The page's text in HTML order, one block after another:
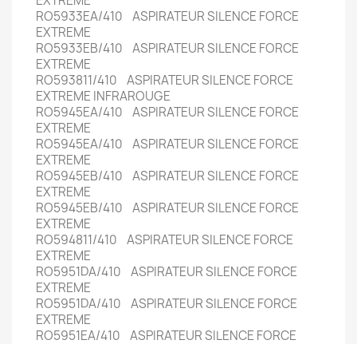
RO5933EA/410 ASPIRATEUR SILENCE FORCE
EXTREME
RO5933EB/410 ASPIRATEUR SILENCE FORCE
EXTREME
RO593811/410 ASPIRATEUR SILENCE FORCE
EXTREME INFRAROUGE
RO5945EA/410 ASPIRATEUR SILENCE FORCE
EXTREME
RO5945EA/410 ASPIRATEUR SILENCE FORCE
EXTREME
RO5945EB/410 ASPIRATEUR SILENCE FORCE
EXTREME
RO5945EB/410 ASPIRATEUR SILENCE FORCE
EXTREME
RO594811/410 ASPIRATEUR SILENCE FORCE
EXTREME
RO5951DA/410 ASPIRATEUR SILENCE FORCE
EXTREME
RO5951DA/410 ASPIRATEUR SILENCE FORCE
EXTREME
RO5951EA/410 ASPIRATEUR SILENCE FORCE